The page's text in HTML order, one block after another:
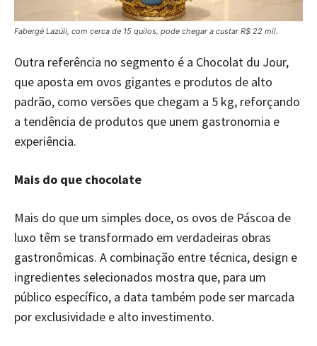
Fabergé Lazúli, com cerca de 15 quilos, pode chegar a custar R$ 22 mil.
Outra referência no segmento é a Chocolat du Jour,
que aposta em ovos gigantes e produtos de alto
padrão, como versões que chegam a 5 kg, reforçando
a tendência de produtos que unem gastronomia e
experiência.
Mais do que chocolate
Mais do que um simples doce, os ovos de Páscoa de
luxo têm se transformado em verdadeiras obras
gastronômicas. A combinação entre técnica, design e
ingredientes selecionados mostra que, para um
público específico, a data também pode ser marcada
por exclusividade e alto investimento.